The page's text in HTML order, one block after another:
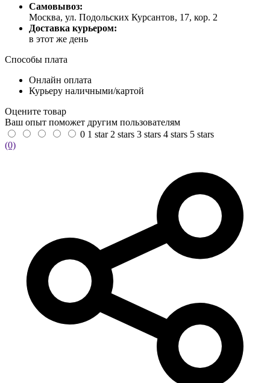
Самовывоз:
Москва, ул. Подольских Курсантов, 17, кор. 2
Доставка курьером:
в этот же день
Способы плата
Онлайн оплата
Курьеру наличными/картой
Оцените товар
Ваш опыт поможет другим пользователям
0 1 star 2 stars 3 stars 4 stars 5 stars
(0)